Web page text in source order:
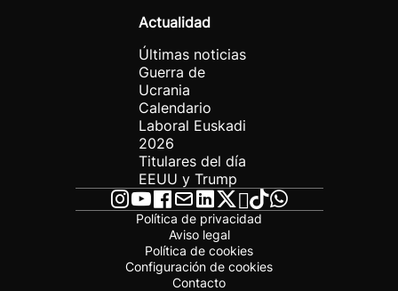
Actualidad
Últimas noticias
Guerra de
Ucrania
Calendario
Laboral Euskadi
2026
Titulares del día
EEUU y Trump
Política de privacidad
Aviso legal
Política de cookies
Configuración de cookies
Contacto